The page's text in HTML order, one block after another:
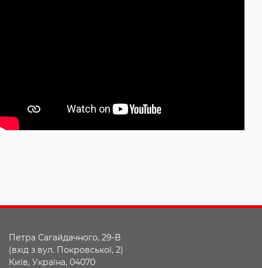
Петра Сагайдачного, 29-В
(вхід з вул. Покровської, 2)
Київ, Україна, 04070